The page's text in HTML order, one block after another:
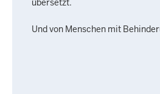
Und von Menschen mit